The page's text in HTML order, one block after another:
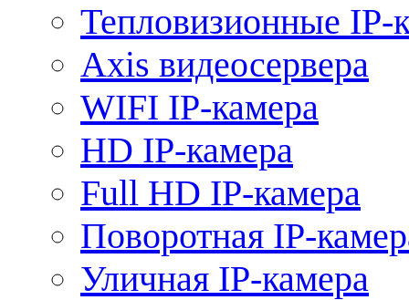
Тепловизионные IP-
Axis видеосервера
WIFI IP-камера
HD IP-камера
Full HD IP-камера
Поворотная IP-
Уличная IP-камера